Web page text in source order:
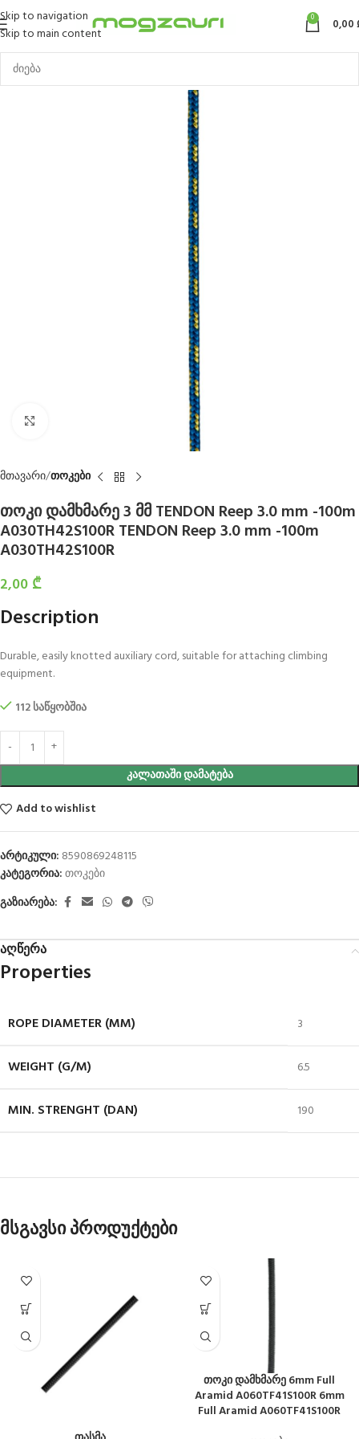
Skip to navigation
Skip to main content
0 0,00
მთავარი თოკები
თოკი დამხმარე 3 მმ TENDON Reep 3.0 mm -100m
A030TH42S100R TENDON Reep 3.0 mm -100m
A030TH42S100R
2,00 ₾
Description
Durable, easily knotted auxiliary cord, suitable for attaching climbing
equipment.
112 საწყობშია
ᲙᲐᲚᲐᲗᲐᲨᲘ ᲓᲐᲛᲐᲢᲔᲑᲐ
Add to wishlist
არტიკული: 8590869248115
კატეგორია:თოკები
გაზიარება:
აღწერა
Properties
ROPE DIAMETER (MM) 3
WEIGHT (G/M) 6.5
MIN. STRENGHT (DAN) 190
მსგავსი პროდუქტები
თოკი დამხმარე 6mm Full
Aramid A060TF41S100R 6mm
Full Aramid A060TF41S100R